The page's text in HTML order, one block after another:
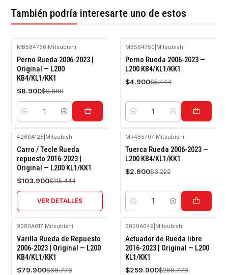
También podría interesarte uno de estos
-10%
OFF
MB584750 Mitsubishi
Perno Rueda 2006-2023 |
Original — L200
KB4/KL1/KK1
$8.900$9.889
Cantidad
-10%
OFF
MB584750 Mitsubishi
Perno Rueda 2006-2023 —
L200 KB4/KL1/KK1
$4.900$5.444
Cantidad
-10%
OFF
Agotado
4260A125 Mitsubishi
Carro / Tecle Rueda
repuesto 2016-2023 |
Original — L200 KL1/KK1
$103.900$115.444
VER DETALLES
-10%
OFF
MR455707 Mitsubishi
Tuerca Rueda 2006-2023 —
L200 KB4/KL1/KK1
$2.900$3.222
Cantidad
-10%
OFF
9280A017 Mitsubishi
Varilla Rueda de Repuesto
2006-2023 | Original — L200
KB4/KL1/KK1
$79.900$88.778
-10%
OFF
Agotado
3820A049 Mitsubishi
Actuador de Rueda libre
2016-2023 | Original — L200
KL1/KK1
$259.900$288.778